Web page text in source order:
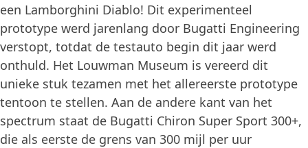
een Lamborghini Diablo! Dit experimenteel
prototype werd jarenlang door Bugatti Engineering
verstopt, totdat de testauto begin dit jaar werd
onthuld. Het Louwman Museum is vereerd dit
unieke stuk tezamen met het allereerste prototype
tentoon te stellen. Aan de andere kant van het
spectrum staat de Bugatti Chiron Super Sport 300+,
die als eerste de grens van 300 mijl per uur